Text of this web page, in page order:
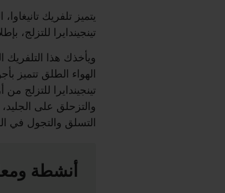
يتميز تلفريك
تينجيندايرا للتزلج،
ويأخذك هذا
الهواء الطلق تتميز
تينجيندايرا للتزلج
والتزحلق على
التسلق والتجول في
أنشطة